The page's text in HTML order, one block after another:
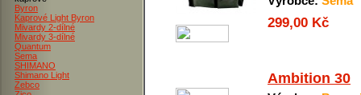
Byron
Kaprové Light Byron
Mivardy 2-dílné
Mivardy 3-dílné
Quantum
Sema
SHIMANO
Shimano Light
Zebco
299,00 Kč
Ambition 30